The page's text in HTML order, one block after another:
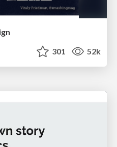
301 52k